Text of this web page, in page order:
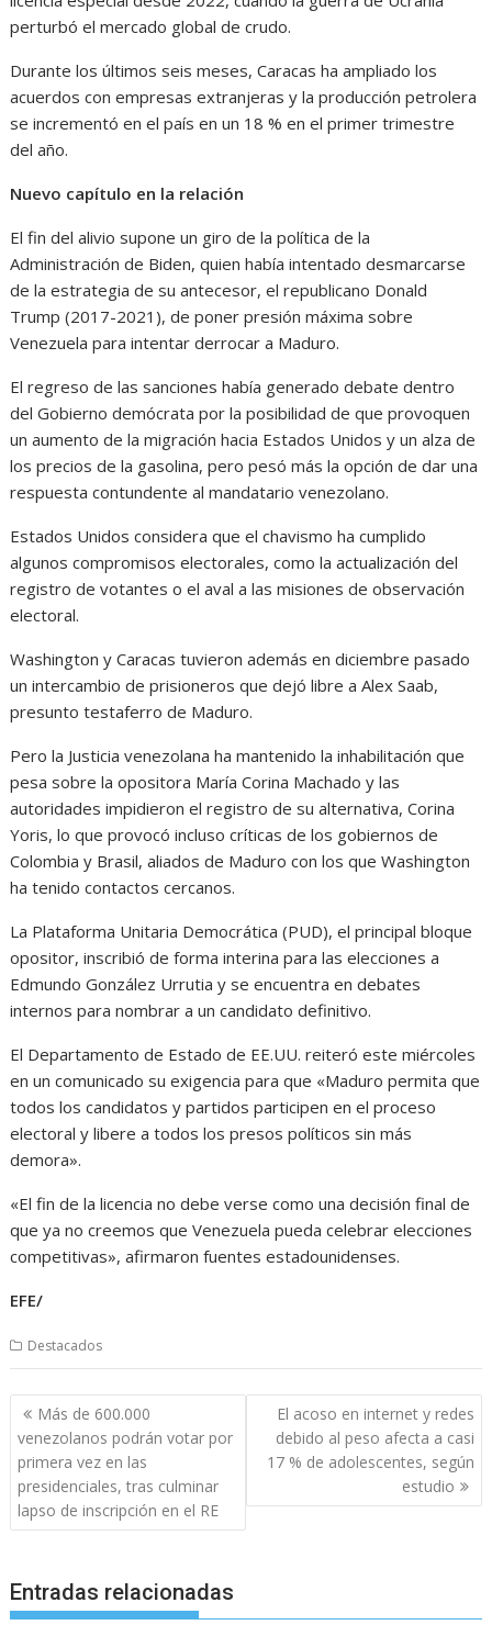
perturbó el mercado global de crudo.
Durante los últimos seis meses, Caracas ha ampliado los
acuerdos con empresas extranjeras y la producción petrolera
se incrementó en el país en un 18 % en el primer trimestre
del año.
Nuevo capítulo en la relación
El fin del alivio supone un giro de la política de la
Administración de Biden, quien había intentado desmarcarse
de la estrategia de su antecesor, el republicano Donald
Trump (2017-2021), de poner presión máxima sobre
Venezuela para intentar derrocar a Maduro.
El regreso de las sanciones había generado debate dentro
del Gobierno demócrata por la posibilidad de que provoquen
un aumento de la migración hacia Estados Unidos y un alza de
los precios de la gasolina, pero pesó más la opción de dar una
respuesta contundente al mandatario venezolano.
Estados Unidos considera que el chavismo ha cumplido
algunos compromisos electorales, como la actualización del
registro de votantes o el aval a las misiones de observación
electoral.
Washington y Caracas tuvieron además en diciembre pasado
un intercambio de prisioneros que dejó libre a Alex Saab,
presunto testaferro de Maduro.
Pero la Justicia venezolana ha mantenido la inhabilitación que
pesa sobre la opositora María Corina Machado y las
autoridades impidieron el registro de su alternativa, Corina
Yoris, lo que provocó incluso críticas de los gobiernos de
Colombia y Brasil, aliados de Maduro con los que Washington
ha tenido contactos cercanos.
La Plataforma Unitaria Democrática (PUD), el principal bloque
opositor, inscribió de forma interina para las elecciones a
Edmundo González Urrutia y se encuentra en debates
internos para nombrar a un candidato definitivo.
El Departamento de Estado de EE.UU. reiteró este miércoles
en un comunicado su exigencia para que «Maduro permita que
todos los candidatos y partidos participen en el proceso
electoral y libere a todos los presos políticos sin más
demora».
«El fin de la licencia no debe verse como una decisión final de
que ya no creemos que Venezuela pueda celebrar elecciones
competitivas», afirmaron fuentes estadounidenses.
EFE/
Destacados
Navegación
de
entradas
Más de 600.000
venezolanos podrán votar por
primera vez en las
presidenciales, tras culminar
lapso de inscripción en el RE
El acoso en internet y redes
debido al peso afecta a casi
17 % de adolescentes, según
estudio
Entradas relacionadas